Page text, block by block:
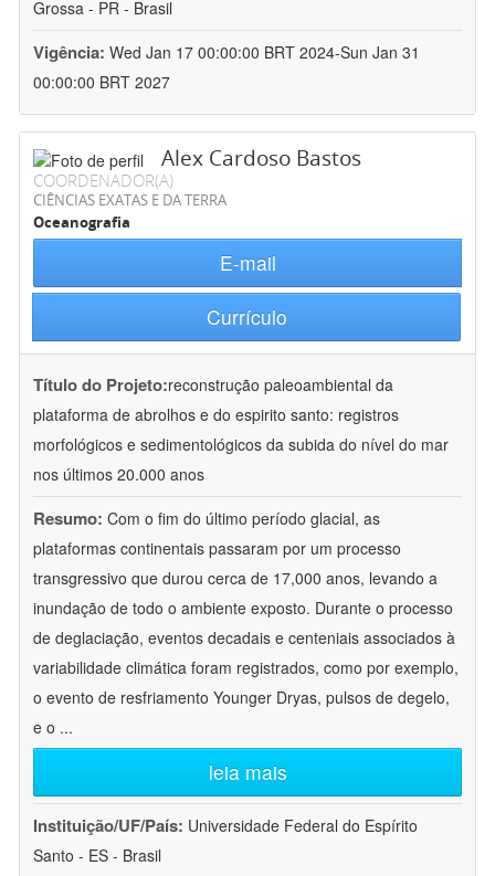
Grossa - PR - Brasil
Vigência: Wed Jan 17 00:00:00 BRT 2024-Sun Jan 31
00:00:00 BRT 2027
Alex Cardoso Bastos
COORDENADOR(A)
CIÊNCIAS EXATAS E DA TERRA
Oceanografia
E-mail
Currículo
Título do Projeto:reconstrução paleoambiental da
plataforma de abrolhos e do espirito santo: registros
morfológicos e sedimentológicos da subida do nível do mar
nos últimos 20.000 anos
Resumo: Com o fim do último período glacial, as
plataformas continentais passaram por um processo
transgressivo que durou cerca de 17,000 anos, levando a
inundação de todo o ambiente exposto. Durante o processo
de deglaciação, eventos decadais e centeniais associados à
variabilidade climática foram registrados, como por exemplo,
o evento de resfriamento Younger Dryas, pulsos de degelo,
e o ...
leia mais
Instituição/UF/País: Universidade Federal do Espírito
Santo - ES - Brasil